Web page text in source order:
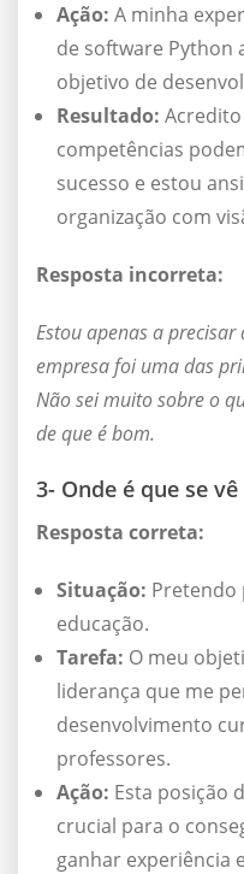
Ação: A minha
de software Python
objetivo de
Resultado:
competências
sucesso e estou
organização com
Resposta incorreta:
Estou apenas a
empresa foi uma das
Não sei muito sobre o
de que é bom.
3- Onde é que se
Resposta correta:
Situação: Pretendo
educação.
Tarefa: O meu
liderança que me
desenvolvimento
professores.
Ação: Esta posição
crucial para o
ganhar experiência